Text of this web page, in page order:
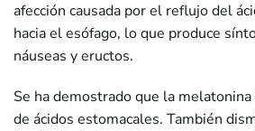
afección causada por el reflujo del
hacia el esófago, lo que produce
náuseas y eructos.
Se ha demostrado que la
de ácidos estomacales. También